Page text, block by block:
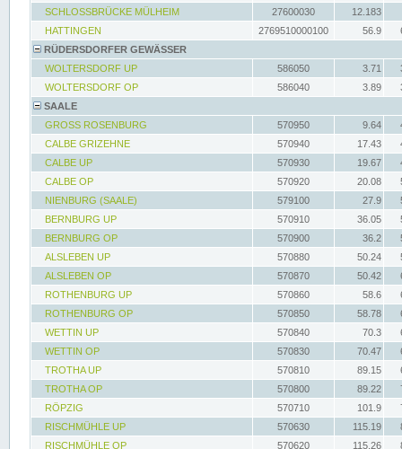
SCHLOSSBRÜCKE MÜLHEIM
27600030
12.183
HATTINGEN
2769510000100 56.9
RÜDERSDORFER GEWÄSSER
WOLTERSDORF UP
586050 3.71
WOLTERSDORF OP
586040 3.89
SAALE
GROSS ROSENBURG
570950 9.64
CALBE GRIZEHNE
570940 17.43
CALBE UP
570930 19.67
CALBE OP
570920 20.08
NIENBURG (SAALE)
579100 27.9
BERNBURG UP
570910 36.05
BERNBURG OP
570900 36.2
ALSLEBEN UP
570880 50.24
ALSLEBEN OP
570870 50.42
ROTHENBURG UP
570860 58.6
ROTHENBURG OP
570850 58.78
WETTIN UP
570840 70.3
WETTIN OP
570830 70.47
TROTHA UP
570810 89.15
TROTHA OP
570800 89.22
RÖPZIG
570710 101.9
RISCHMÜHLE UP
570630 115.19
RISCHMÜHLE OP
570620 115.26